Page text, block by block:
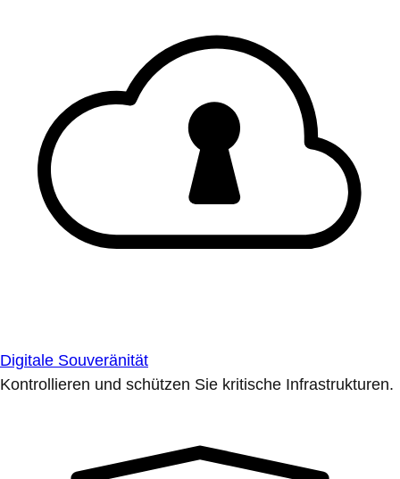
Digitale Souveränität
Kontrollieren und schützen Sie kritische Infrastrukturen.